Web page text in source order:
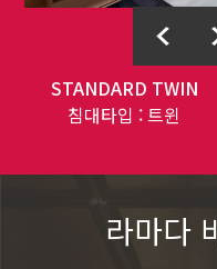
STANDARD TWIN
침대타입 : 트윈
라마다